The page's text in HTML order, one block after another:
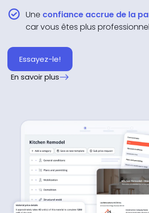
Une confiance accrue de la
car vous êtes plus professionnel
Essayez-le!
En savoir plus